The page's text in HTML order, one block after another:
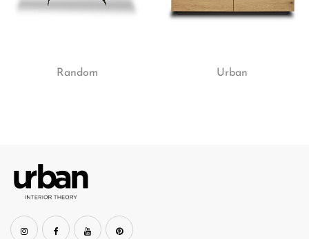
Random Urban